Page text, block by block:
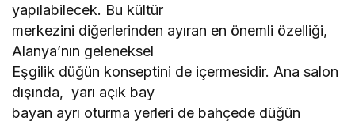
yapılabilecek. Bu kültür
merkezini diğerlerinden ayıran en önemli özelliği,
Alanya’nın geleneksel
Eşgilik düğün konseptini de içermesidir. Ana salon
dışında, yarı açık bay
bayan ayrı oturma yerleri de bahçede düğün